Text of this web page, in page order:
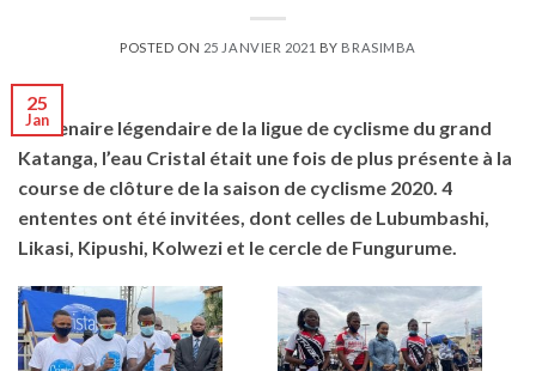
POSTED ON 25 JANVIER 2021 BY BRASIMBA
25
Jan
Partenaire légendaire de la ligue de cyclisme du grand
Katanga, l’eau Cristal était une fois de plus présente à la
course de clôture de la saison de cyclisme 2020. 4
ententes ont été invitées, dont celles de Lubumbashi,
Likasi, Kipushi, Kolwezi et le cercle de Fungurume.